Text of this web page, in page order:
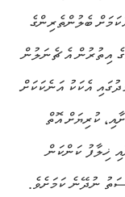
ބެލުންތެރިންގެ
މީގެ އިތުރުން އެ ޗެނަލުން
މެދުގައި އެކަކު އަނެކަކަށް
ކުރިޔަށް އޮތް
ޚިލާފު ކަންކަން
ނުދޭނެ ކަމަށެވެ.